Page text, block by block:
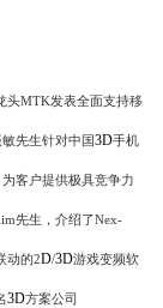
头MTK发表全面支持移
先生针对中国3D手机
客户提供极具竞争力
先生，介绍了Nex-
动的2D/3D游戏变频软
3D方案公司